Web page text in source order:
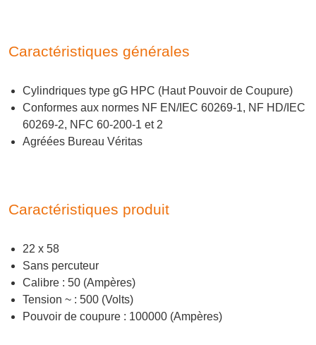
Caractéristiques générales
Cylindriques type gG HPC (Haut Pouvoir de Coupure)
Conformes aux normes NF EN/IEC 60269-1, NF HD/IEC
60269-2, NFC 60-200-1 et 2
Agréées Bureau Véritas
Caractéristiques produit
22 x 58
Sans percuteur
Calibre : 50 (Ampères)
Tension ~ : 500 (Volts)
Pouvoir de coupure : 100000 (Ampères)